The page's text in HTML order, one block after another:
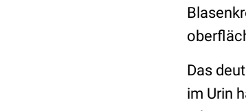
Das
im Urin